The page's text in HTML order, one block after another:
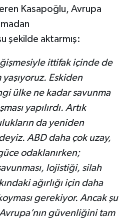
Kasapoğlu, Avrupa
şekilde aktarmış:
ittifak içinde de
Eskiden
ülke ne kadar savunma
yapılırdı. Artık
da yeniden
ABD daha çok uzay,
odaklanırken;
lojistiği, silah
ağırlığı için daha
gerekiyor. Ancak şu
güvenliğini tam